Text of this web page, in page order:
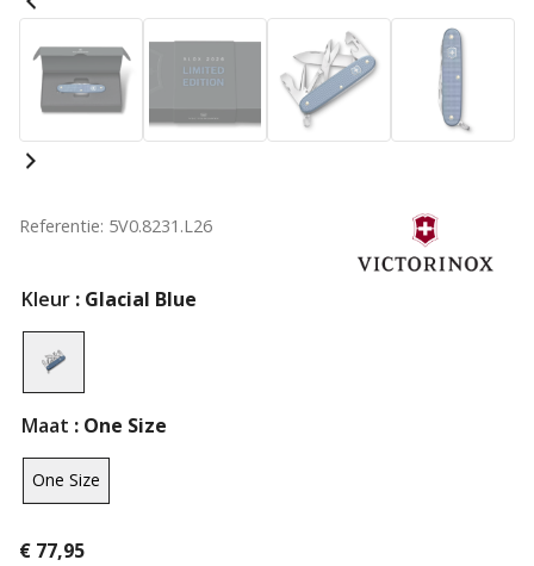
Referentie: 5V0.8231.L26
Kleur : Glacial Blue
Maat : One Size
One Size
€ 77,95